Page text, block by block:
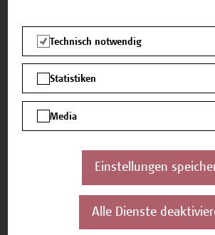
Wie haben Sie von uns erfahren?
Website der Hochschule Campus
Presse
Empfehlung von Bekannten
Technisch notwendig
Statistiken
Media
Einstellungen
Alle Dienste